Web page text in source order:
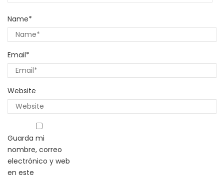
Name*
Email*
Website
Guarda mi
nombre, correo
electrónico y web
en este